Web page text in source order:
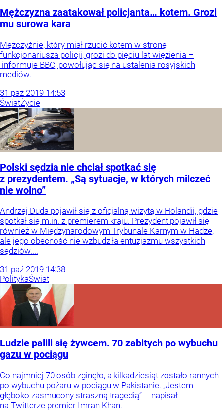
Mężczyzna zaatakował policjanta… kotem. Grozi
mu surowa kara
Mężczyźnie, który miał rzucić kotem w stronę
funkcjonariusza policji, grozi do pięciu lat więzienia –
informuje BBC, powołując się na ustalenia rosyjskich
mediów.
31 paź 2019 14:53
ŚwiatŻycie
Polski sędzia nie chciał spotkać się
z prezydentem. „Są sytuacje, w których milczeć
nie wolno”
Andrzej Duda pojawił się z oficjalną wizytą w Holandii, gdzie
spotkał się m.in. z premierem kraju. Prezydent pojawił się
również w Międzynarodowym Trybunale Karnym w Hadze,
ale jego obecność nie wzbudziła entuzjazmu wszystkich
sędziów....
31 paź 2019 14:38
PolitykaŚwiat
Ludzie palili się żywcem. 70 zabitych po wybuchu
gazu w pociągu
Co najmniej 70 osób zginęło, a kilkadziesiąt zostało rannych
po wybuchu pożaru w pociągu w Pakistanie. „Jestem
głęboko zasmucony straszną tragedią” – napisał
na Twitterze premier Imran Khan.